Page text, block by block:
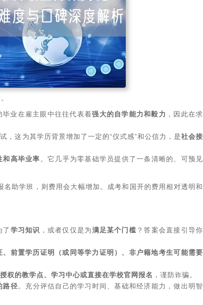
业在雇主眼中往往代表着‌强大的自学能力和毅力 ‌，因此在求
，这为其学历背景增加了一定的“仪式感”和公信力，是‌社会接
和高毕业率 ‌。它几乎为零基础学员提供了一条清晰的、可预见
名助学班，则费用会大幅增加。成考和国开的费用相对透明和
了‌ 学习知识 ‌，或者仅仅是为‌满足某个门槛 ‌？答案会直接引导你
、前置学历证明（或同等学力证明）、非户籍地考生可能需要
权的教学点、学习中心或直接在学校官网报名 ‌，谨防诈骗。
路径‌。充分评估自己的学习时间、基础和经济能力，做出明智